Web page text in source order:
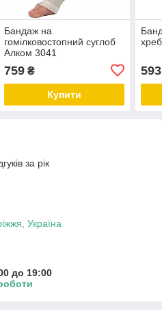
Бандаж на
гомілковостопний суглоб
Алком 3041
759₴
Купити
593
за рік
Україна
до 19:00